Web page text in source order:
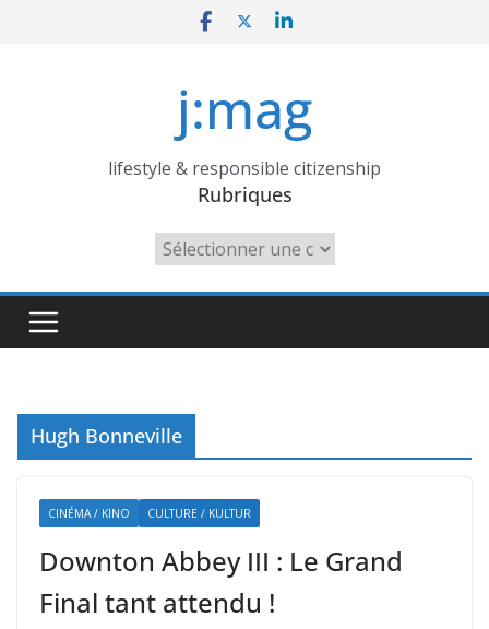
j:mag
lifestyle & responsible citizenship
Rubriques
Rubriques
Hugh Bonneville
CINÉMA / KINO CULTURE / KULTUR
Downton Abbey III : Le Grand
Final tant attendu !